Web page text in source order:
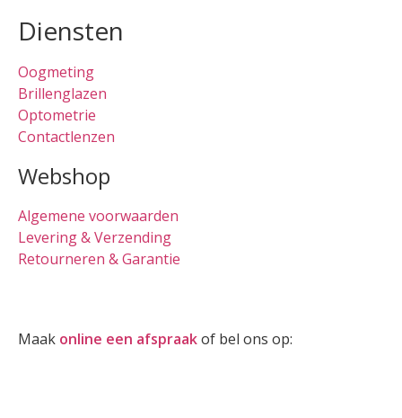
Diensten
Oogmeting
Brillenglazen
Optometrie
Contactlenzen
Webshop
Algemene voorwaarden
Levering & Verzending
Retourneren & Garantie
Maak online een afspraakof bel ons op: